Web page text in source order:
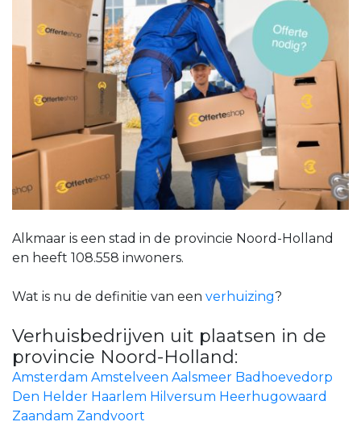
Alkmaar is een stad in de provincie Noord-Holland
en heeft 108.558 inwoners.
Wat is nu de definitie van een verhuizing?
Verhuisbedrijven uit plaatsen in de
provincie Noord-Holland:
Amsterdam Amstelveen Aalsmeer Badhoevedorp
Den Helder Haarlem Hilversum Heerhugowaard
Zaandam Zandvoort